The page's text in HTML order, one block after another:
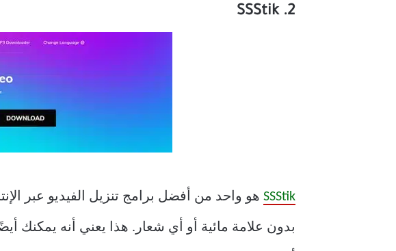
2. SSStik
SSStik
بدون علامة مائية أو أي شعار. هذا يعني أنه يمكنك